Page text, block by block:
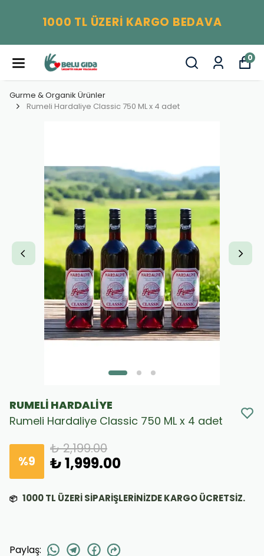
1000 TL ÜZERİ KARGO BEDAVA
0
Gurme & Organik Ürünler
Rumeli Hardaliye Classic 750 ML x 4 adet
RUMELİ HARDALİYE
Rumeli Hardaliye Classic 750 ML x 4 adet
%9
₺ 2,199.00
₺ 1,999.00
📦 1000TL ÜZERİ SİPARİŞLERİNİZDE KARGO ÜCRETSİZ.
Paylaş: